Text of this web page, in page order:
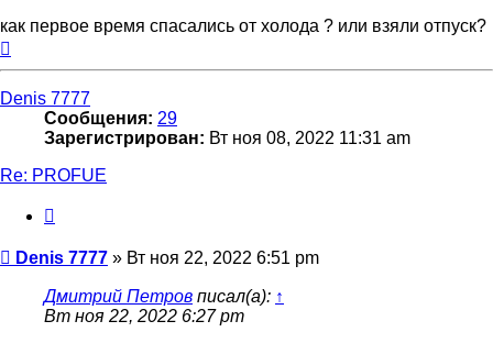
как первое время спасались от холода ? или взяли отпуск?
Denis 7777
Сообщения: 29
Зарегистрирован: Вт ноя 08, 2022 11:31 am
Re: PROFUE
Сообщение
Denis 7777 » Вт ноя 22, 2022 6:51 pm
Дмитрий Петров писал(а): ↑
Вт ноя 22, 2022 6:27 pm